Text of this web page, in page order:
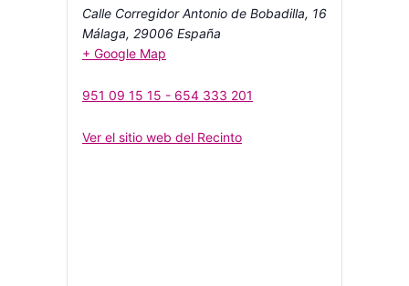
Calle Corregidor Antonio de Bobadilla, 16
Málaga, 29006 España
+ Google Map
951 09 15 15 - 654 333 201
Ver el sitio web del Recinto